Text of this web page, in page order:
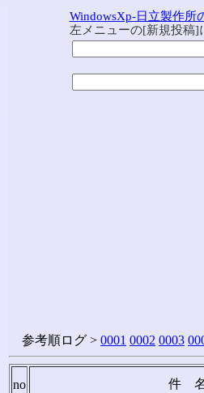
WindowsXp-日立製作所
左メニューの[新規投稿]
参考順ログ > 0001 0002 0003
no 件